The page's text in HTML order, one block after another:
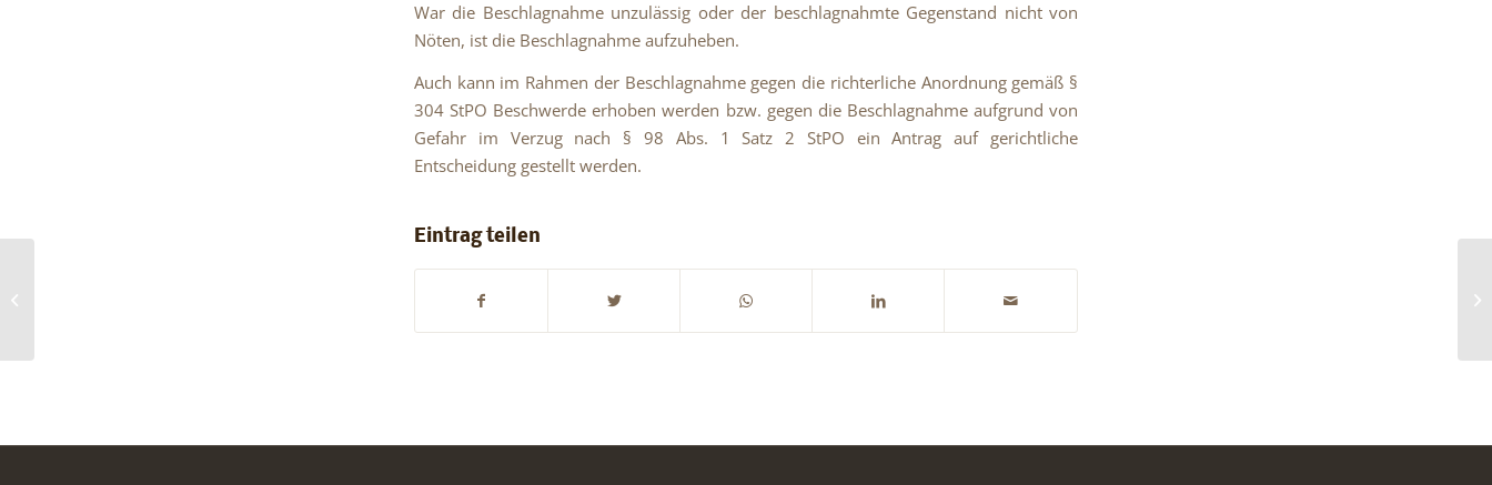
War die Beschlagnahme unzulässig oder der beschlagnahmte Gegenstand nicht von
Nöten, ist die Beschlagnahme aufzuheben.
Auch kann im Rahmen der Beschlagnahme gegen die richterliche Anordnung gemäß §
304 StPO Beschwerde erhoben werden bzw. gegen die Beschlagnahme aufgrund von
Gefahr im Verzug nach § 98 Abs. 1 Satz 2 StPO ein Antrag auf gerichtliche
Entscheidung gestellt werden.
Eintrag teilen